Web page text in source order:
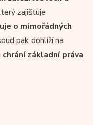
zajišťuje
o mimořádných
pak dohlíží na
chrání základní práva